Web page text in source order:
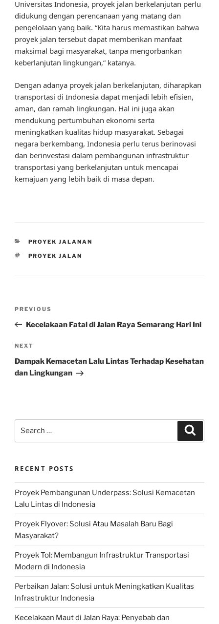
Universitas Indonesia, proyek jalan berkelanjutan perlu
didukung dengan perencanaan yang matang dan
pengelolaan yang baik. “Kita harus memastikan bahwa
proyek jalan tersebut dapat memberikan manfaat
maksimal bagi masyarakat, tanpa mengorbankan
keberlanjutan lingkungan,” katanya.
Dengan adanya proyek jalan berkelanjutan, diharapkan
transportasi di Indonesia dapat menjadi lebih efisien,
aman, dan ramah lingkungan. Hal ini juga akan
mendukung pertumbuhan ekonomi serta
meningkatkan kualitas hidup masyarakat. Sebagai
negara berkembang, Indonesia perlu terus berinovasi
dan berinvestasi dalam pembangunan infrastruktur
transportasi yang berkelanjutan untuk mencapai
kemajuan yang lebih baik di masa depan.
CATEGORIES
PROYEK JALANAN
TAGS
PROYEK JALAN
Previous
Post
PREVIOUS
Kecelakaan Fatal di Jalan Raya Semarang Hari Ini
Next
Post
NEXT
Dampak Kemacetan Lalu Lintas Terhadap Kesehatan
dan Lingkungan
RECENT POSTS
Proyek Pembangunan Underpass: Solusi Kemacetan
Lalu Lintas di Indonesia
Proyek Flyover: Solusi Atau Masalah Baru Bagi
Masyarakat?
Proyek Tol: Membangun Infrastruktur Transportasi
Modern di Indonesia
Perbaikan Jalan: Solusi untuk Meningkatkan Kualitas
Infrastruktur Indonesia
Kecelakaan Maut di Jalan Raya: Penyebab dan